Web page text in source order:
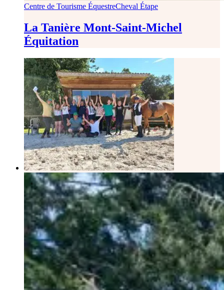
Centre de Tourisme ÉquestreCheval Étape
La Tanière Mont-Saint-Michel
Équitation